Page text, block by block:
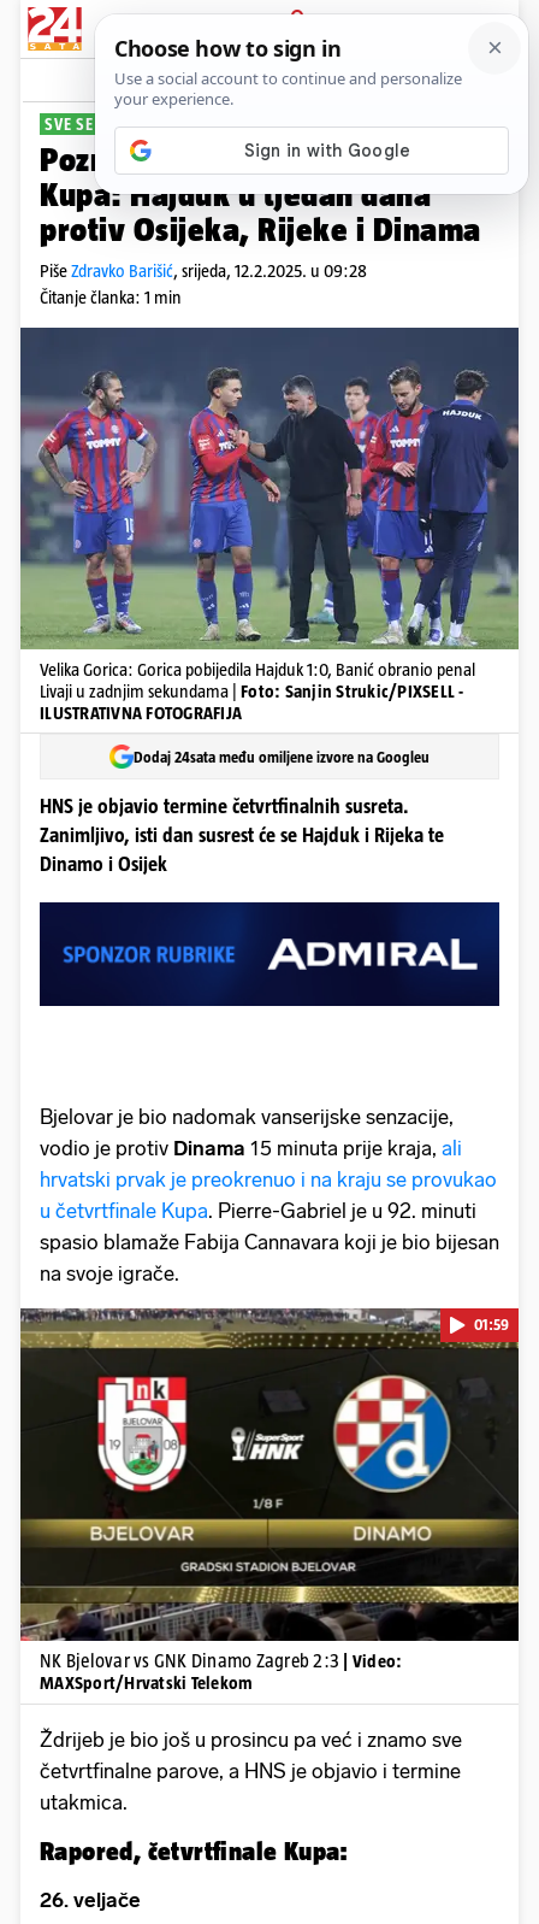
PRIJAVA
Sport Komentari
SVE SE ZNA
Poznati termini četvrtfinala
Kupa: Hajduk u tjedan dana
protiv Osijeka, Rijeke i Dinama
PišeZdravko Barišić, srijeda, 12.2.2025. u 09:28
Čitanje članka: 1 min
Velika Gorica: Gorica pobijedila Hajduk 1:0, Banić obranio penal
Livaji u zadnjim sekundama | Foto: Sanjin Strukic/PIXSELL -
ILUSTRATIVNA FOTOGRAFIJA
Dodaj 24sata među omiljene izvore na Googleu
HNS je objavio termine četvrtfinalnih susreta.
Zanimljivo, isti dan susrest će se Hajduk i Rijeka te
Dinamo i Osijek
Bjelovar je bio nadomak vanserijske senzacije,
vodio je protiv Dinama 15 minuta prije kraja, ali
hrvatski prvak je preokrenuo i na kraju se provukao
u četvrtfinale Kupa. Pierre-Gabriel je u 92. minuti
spasio blamaže Fabija Cannavara koji je bio bijesan
na svoje igrače.
01:59
NK Bjelovar vs GNK Dinamo Zagreb 2:3
| Video:
MAXSport/Hrvatski Telekom
Ždrijeb je bio još u prosincu pa već i znamo sve
četvrtfinalne parove, a HNS je objavio i termine
utakmica.
Rapored, četvrtfinale Kupa:
26. veljače